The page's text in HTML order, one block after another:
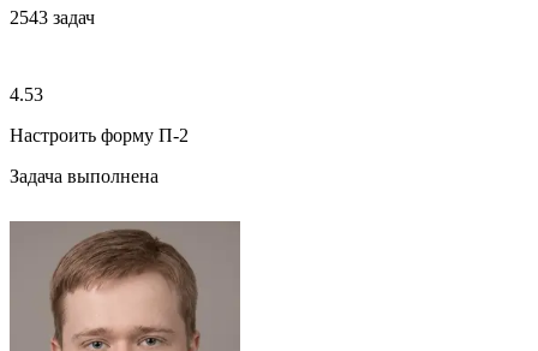
2543 задач
4.53
Настроить форму П-2
Задача выполнена